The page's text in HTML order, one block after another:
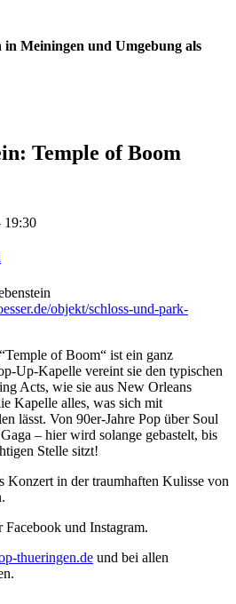
in Meiningen und Umgebung als
Temple of Boom
19:30
objekt/schloss-und-park-
of Boom“ ist ein ganz
Up-Kapelle vereint sie den typischen
Acts, wie sie aus New Orleans
Kapelle alles, was sich mit
lässt. Von 90er-Jahre Pop über Soul
– hier wird solange gebastelt, bis
Stelle sitzt!
Konzert in der traumhaften Kulisse von
und Instagram.
thueringen.de und bei allen